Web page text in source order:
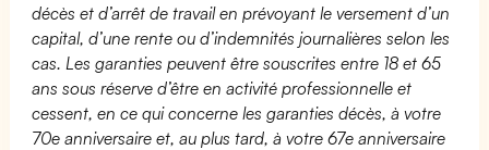
décès et d’arrêt de travail en prévoyant le versement d’un
capital, d’une rente ou d’indemnités journalières selon les
cas. Les garanties peuvent être souscrites entre 18 et 65
ans sous réserve d’être en activité professionnelle et
cessent, en ce qui concerne les garanties décès, à votre
70e anniversaire et, au plus tard, à votre 67e anniversaire